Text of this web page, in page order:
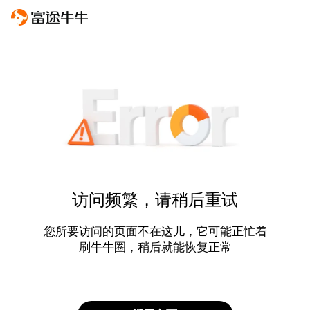
访问频繁，请稍后重试
您所要访问的页面不在这儿，它可能正忙着
刷牛牛圈，稍后就能恢复正常